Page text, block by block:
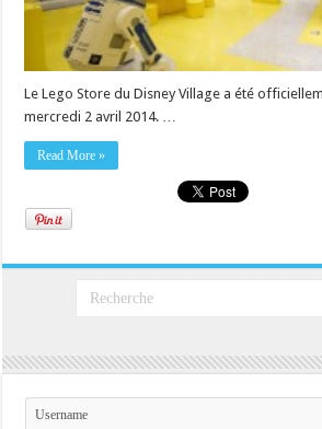
Le Lego Store du Disney Village a été
mercredi 2 avril 2014. …
Read More »